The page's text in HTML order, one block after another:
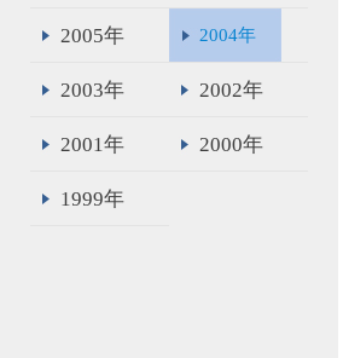
2005年 2004年
2003年 2002年
2001年 2000年
1999年